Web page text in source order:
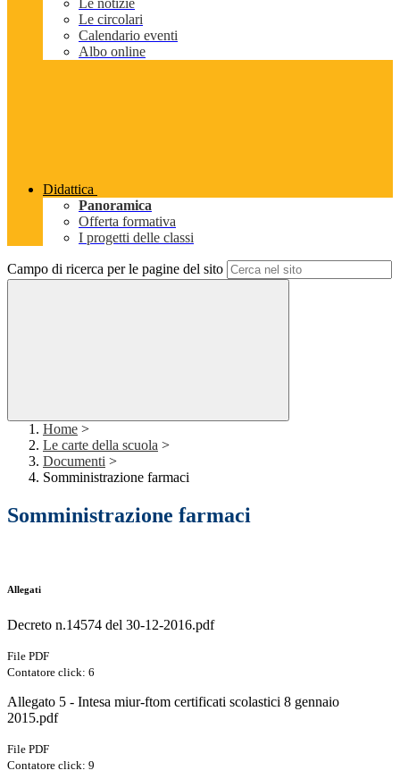
Le notizie
Le circolari
Calendario eventi
Albo online
Didattica
Panoramica
Offerta formativa
I progetti delle classi
Campo di ricerca per le pagine del sito
Home >
Le carte della scuola >
Documenti >
Somministrazione farmaci
Somministrazione farmaci
Allegati
Decreto n.14574 del 30-12-2016.pdf
File PDF
Contatore click: 6
Allegato 5 - Intesa miur-ftom certificati scolastici 8 gennaio
2015.pdf
File PDF
Contatore click: 9